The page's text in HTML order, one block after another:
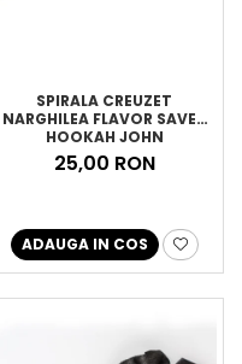
SPIRALA CREUZET
NARGHILEA FLAVOR SAVER
HOOKAH JOHN
25,00 RON
ADAUGA IN COS